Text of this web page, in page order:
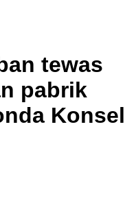
tewas
pabrik
Konsel